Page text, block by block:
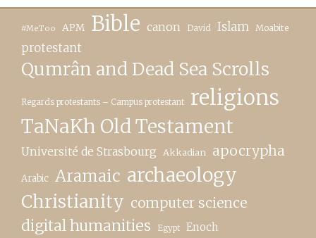
#MeToo APM Bible canon David Islam Moabite
protestant
Qumrân and Dead Sea Scrolls
Regards protestants – Campus protestant religions
TaNaKh Old Testament
Université de Strasbourg Akkadian apocrypha
Arabic Aramaic archaeology
Christianity computer science
digital humanities Egypt Enoch